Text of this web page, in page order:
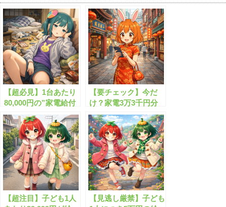
【超必見】1台あたり
80,000円の”家電給付
金”がもらえます！
【要チェック】今だ
け？家電3万3千円分
の支援が話題に
【超注目】子ども1人
【見逃し厳禁】子ども